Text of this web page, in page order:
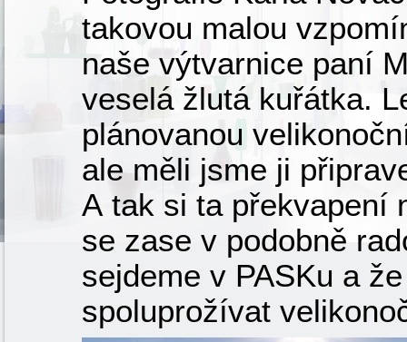
takovou malou
naše výtvarnice paní
veselá žlutá kuřátka.
plánovanou
ale měli jsme ji
A tak si ta překvapení
se zase v podobně
sejdeme v PASKu a
spoluprožívat